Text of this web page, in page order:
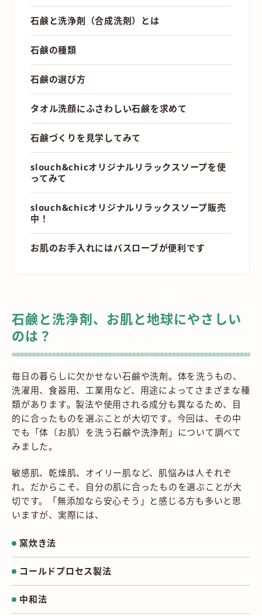
石鹸と洗浄剤（合成洗剤）とは
石鹸の種類
石鹸の選び方
タオル洗顔にふさわしい石鹸を求めて
石鹸づくりを見学してみて
slouch&chicオリジナルリラックスソープを使
ってみて
slouch&chicオリジナルリラックスソープ販売
中！
お肌のお手入れにはバスローブが便利です
石鹸と洗浄剤、お肌と地球にやさしい
のは？
毎日の暮らしに欠かせない石鹸や洗剤。体を洗うもの、
洗濯用、食器用、工業用など、用途によってさまざまな種
類があります。製法や使用される成分も異なるため、目
的に合ったものを選ぶことが大切です。今回は、その中
でも「体（お肌）を洗う石鹸や洗浄剤」について調べて
みました。
敏感肌、乾燥肌、オイリー肌など、肌悩みは人それぞ
れ。だからこそ、自分の肌に合ったものを選ぶことが大
切です。「無添加なら安心そう」と感じる方も多いと思
いますが、実際には、
窯炊き法
コールドプロセス製法
中和法